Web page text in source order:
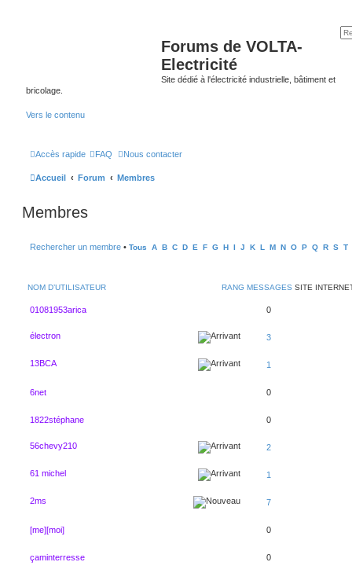
Forums de VOLTA-
Electricité
Site dédié à l'électricité industrielle, bâtiment et
bricolage.
Vers le contenu
Accès rapide FAQ Nous contacter
Accueil Forum Membres
Membres
Rechercher un membre • Tous A B C D E F G H I J K L M N O P Q R S T
RANG
NOM D’UTILISATEUR MESSAGES SITE
01081953arica 0
électron 3
13BCA 1
6net 0
1822stéphane 0
56chevy210 2
61 michel 1
2ms 7
[me][moi] 0
çaminterresse 0